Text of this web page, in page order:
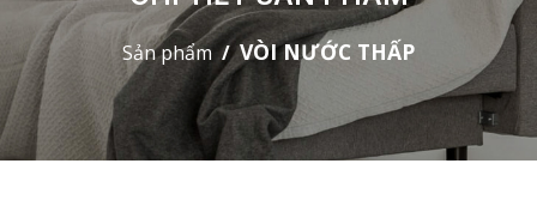
Sản phẩm VÒI NƯỚC THẤP